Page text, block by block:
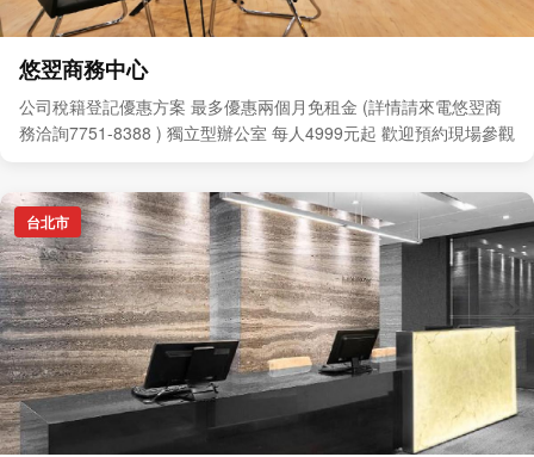
悠翌商務中心
公司稅籍登記優惠方案 最多優惠兩個月免租金 (詳情請來電悠翌商
務洽詢7751-8388 ) 獨立型辦公室 每人4999元起 歡迎預約現場參觀
台北市